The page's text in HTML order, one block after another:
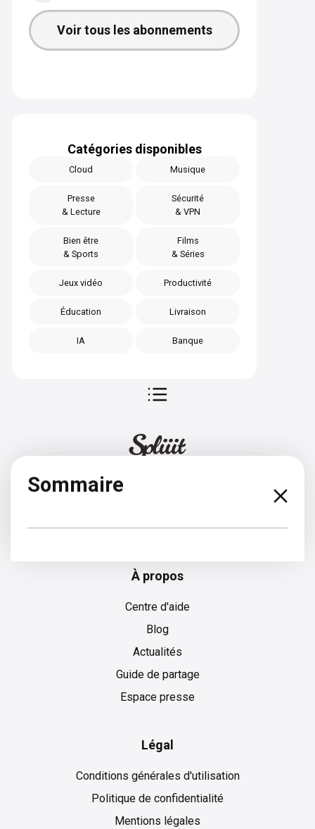
Voir tous les abonnements
Catégories disponibles
Cloud Musique
Presse
& Lecture
Sécurité
& VPN
Bien être
& Sports
Films
& Séries
Jeux vidéo Productivité
Éducation Livraison
IA Banque
Sommaire
À propos
Centre d'aide
Blog
Actualités
Guide de partage
Espace presse
Légal
Conditions générales d'utilisation
Politique de confidentialité
Mentions légales